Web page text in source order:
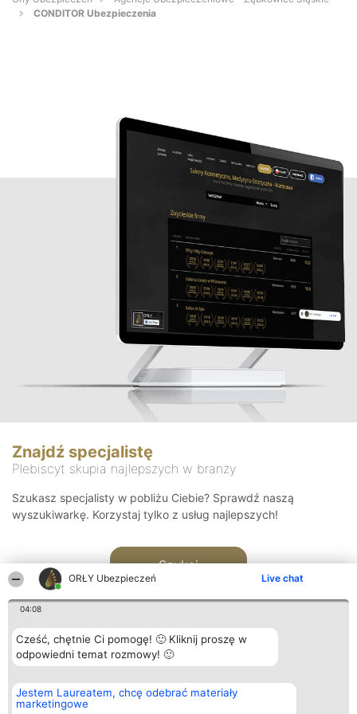
ORŁY Ubezpieczeń Live chat
04:08
Cześć, chętnie Ci pomogę! 🙂 Kliknij proszę w
odpowiedni temat rozmowy! 🙂
Jestem Laureatem, chcę odebrać materiały
marketingowe
CONDITOR Ubezpieczenia
Znajdź specjalistę
Plebiscyt skupia najlepszych w branży
Szukasz specjalisty w pobliżu Ciebie? Sprawdź naszą
wyszukiwarkę. Korzystaj tylko z usług najlepszych!
Szukaj
Organizator plebiscytu
Bright Side Solutions sp. z o.
o. sp. k.
Plebiscyt
Laureaci
Kontakt
Kontakt